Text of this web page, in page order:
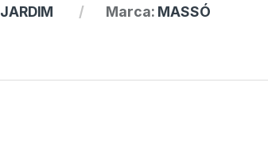
JARDIM Marca: MASSÓ